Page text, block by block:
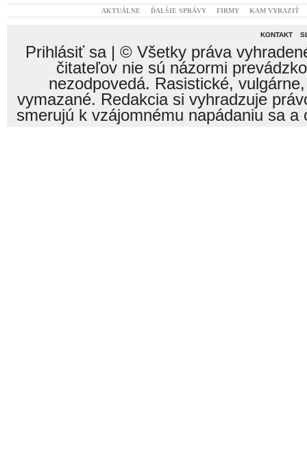
AKTUÁLNE ĎALŠIE SPRÁVY FIRMY KAM VYRAZIŤ
KONTAKT
Prihlásiť sa| © Všetky práva
čitateľov nie sú názormi
nezodpovedá. Rasistické,
vymazané. Redakcia si vyhradzuje
smerujú k vzájomnému napádaniu sa